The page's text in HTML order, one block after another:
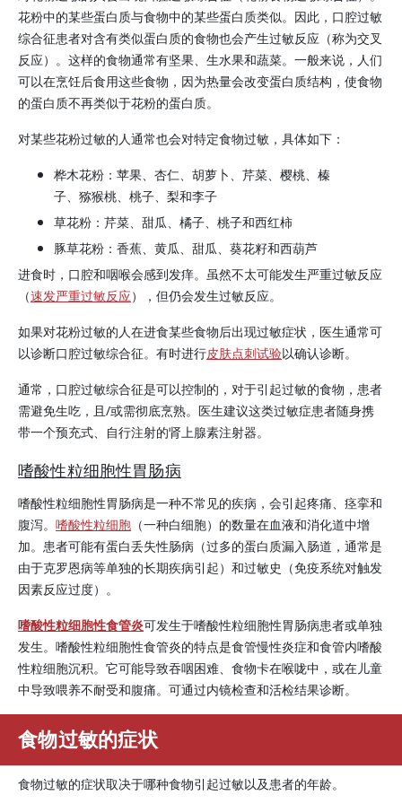
花粉中的某些蛋白质与食物中的某些蛋白质类似。因此，口腔过敏
综合征患者对含有类似蛋白质的食物也会产生过敏反应（称为交叉
反应）。这样的食物通常有坚果、生水果和蔬菜。一般来说，人们
可以在烹饪后食用这些食物，因为热量会改变蛋白质结构，使食物
的蛋白质不再类似于花粉的蛋白质。
对某些花粉过敏的人通常也会对特定食物过敏，具体如下：
桦木花粉：苹果、杏仁、胡萝卜、芹菜、樱桃、榛
子、猕猴桃、桃子、梨和李子
草花粉：芹菜、甜瓜、橘子、桃子和西红柿
豚草花粉：香蕉、黄瓜、甜瓜、葵花籽和西葫芦
进食时，口腔和咽喉会感到发痒。虽然不太可能发生严重过敏反应
（速发严重过敏反应），但仍会发生过敏反应。
如果对花粉过敏的人在进食某些食物后出现过敏症状，医生通常可
以诊断口腔过敏综合征。有时进行皮肤点刺试验以确认诊断。
通常，口腔过敏综合征是可以控制的，对于引起过敏的食物，患者
需避免生吃，且/或需彻底烹熟。医生建议这类过敏症患者随身携
带一个预充式、自行注射的肾上腺素注射器。
嗜酸性粒细胞性胃肠病
嗜酸性粒细胞性胃肠病是一种不常见的疾病，会引起疼痛、痉挛和
腹泻。 嗜酸性粒细胞 （一种白细胞）的数量在血液和消化道中增
加。患者可能有蛋白丢失性肠病（过多的蛋白质漏入肠道，通常是
由于克罗恩病等单独的长期疾病引起）和过敏史（免疫系统对触发
因素反应过度）。
嗜酸性粒细胞性食管炎可发生于嗜酸性粒细胞性胃肠病患者或单独
发生。嗜酸性粒细胞性食管炎的特点是食管慢性炎症和食管内嗜酸
性粒细胞沉积。它可能导致吞咽困难、食物卡在喉咙中，或在儿童
中导致喂养不耐受和腹痛。可通过内镜检查和活检结果诊断。
食物过敏的症状
食物过敏的症状取决于哪种食物引起过敏以及患者的年龄。